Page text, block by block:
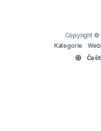
Copyright ©
Kategorie